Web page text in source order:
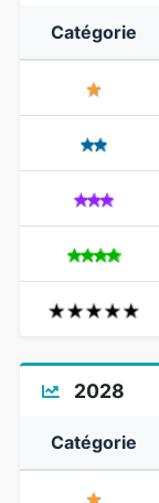
Catégorie
2028
Catégorie